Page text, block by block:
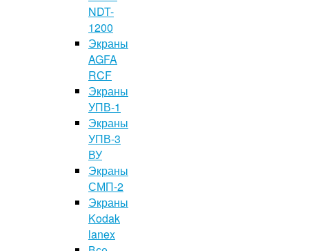
NDT-
1200
Экраны
AGFA
RCF
Экраны
УПВ-1
Экраны
УПВ-3
ВУ
Экраны
СМП-2
Экраны
Kodak
lanex